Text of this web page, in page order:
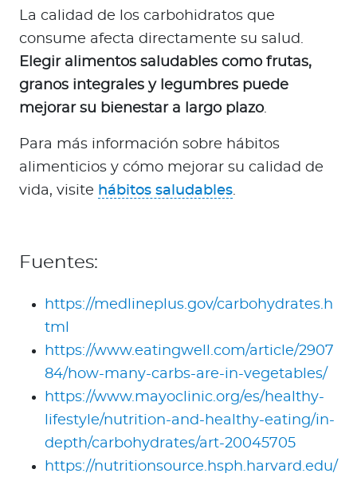
La calidad de los carbohidratos que
consume afecta directamente su salud.
Elegir alimentos saludables como frutas,
granos integrales y legumbres puede
mejorar su bienestar a largo plazo.
Para más información sobre hábitos
alimenticios y cómo mejorar su calidad de
vida, visite hábitos saludables.
Fuentes:
https://medlineplus.gov/carbohydrates.h
tml
https://www.eatingwell.com/article/2907
84/how-many-carbs-are-in-vegetables/
https://www.mayoclinic.org/es/healthy-
lifestyle/nutrition-and-healthy-eating/in-
depth/carbohydrates/art-20045705
https://nutritionsource.hsph.harvard.edu/